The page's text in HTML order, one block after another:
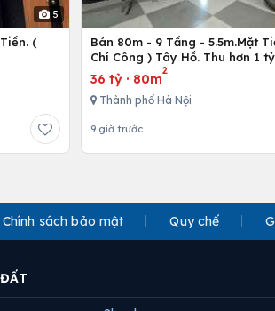
5
(
Bán 80m - 9 Tầng - 5.5m.Mặt
Chí Công ) Tây Hồ. Thu hơn 1
36 tỷ· 80m
2
Thành phố Hà Nội
9 giờ trước
Chính sách bảo mật Quy chế